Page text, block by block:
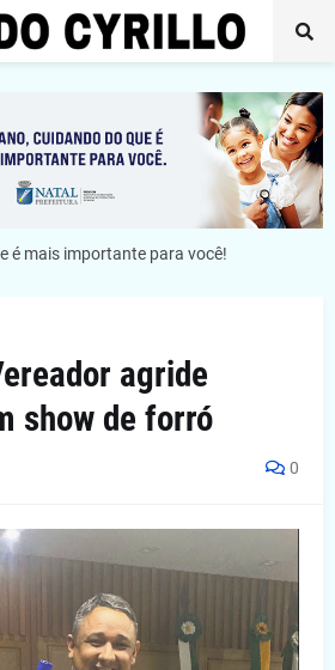
é mais importante para você!
agride
show de forró
0